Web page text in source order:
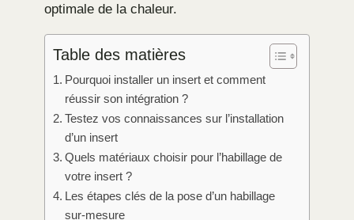
optimale de la chaleur.
Table des matières
Pourquoi installer un insert et comment
réussir son intégration ?
Testez vos connaissances sur l’installation
d’un insert
Quels matériaux choisir pour l’habillage de
votre insert ?
Les étapes clés de la pose d’un habillage
sur-mesure